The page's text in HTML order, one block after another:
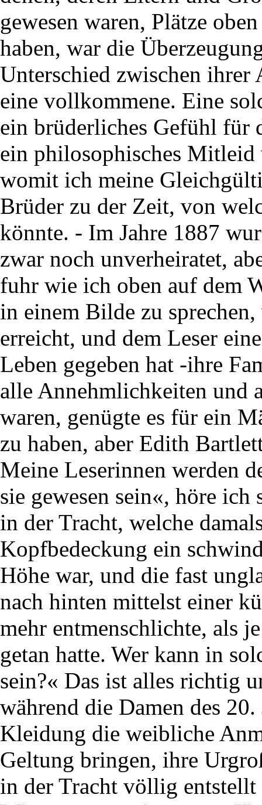
gewesen waren, Plätze
haben, war die
Unterschied zwischen ihrer
eine vollkommene. Eine
ein brüderliches Gefühl für
ein philosophisches Mitleid
womit ich meine
Brüder zu der Zeit, von
könnte. - Im Jahre 1887
zwar noch unverheiratet,
fuhr wie ich oben auf dem
in einem Bilde zu
erreicht, und dem Leser
Leben gegeben hat -ihre
alle Annehmlichkeiten und
waren, genügte es für ein
zu haben, aber Edith
Meine Leserinnen werden
sie gewesen sein«, höre ich
in der Tracht, welche
Kopfbedeckung ein
Höhe war, und die fast
nach hinten mittelst einer
mehr entmenschlichte, als
getan hatte. Wer kann in
sein?« Das ist alles richtig
während die Damen des
Kleidung die weibliche
Geltung bringen, ihre
in der Tracht völlig entstellt